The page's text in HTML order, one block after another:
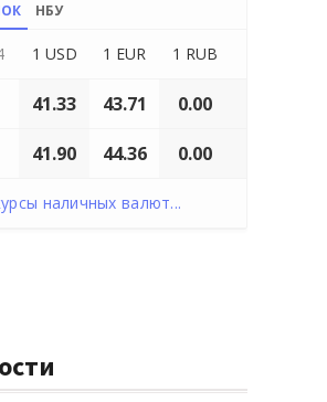
НБУ
1 USD 1 EUR 1 RUB
41.33 43.71 0.00
41.90 44.36 0.00
наличных валют...